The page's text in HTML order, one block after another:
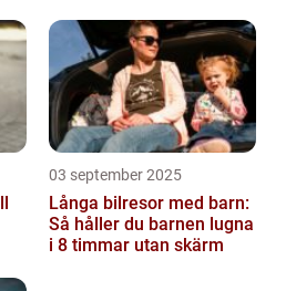
03 september 2025
Långa bilresor med barn:
Så håller du barnen lugna
i 8 timmar utan skärm